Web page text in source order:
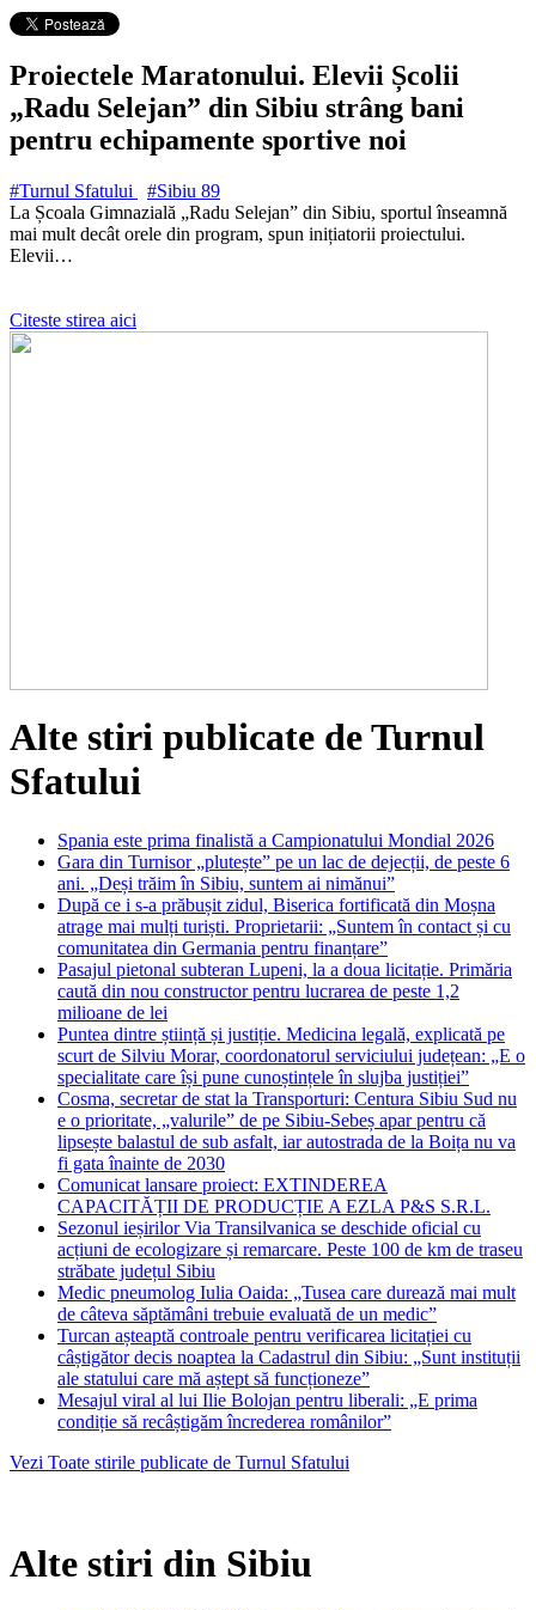
Proiectele Maratonului. Elevii Școlii
„Radu Selejan” din Sibiu strâng bani
pentru echipamente sportive noi
#Turnul Sfatului #Sibiu 89
La Școala Gimnazială „Radu Selejan” din Sibiu, sportul înseamnă
mai mult decât orele din program, spun inițiatorii proiectului.
Elevii…
Citeste stirea aici
Alte stiri publicate de Turnul
Sfatului
Spania este prima finalistă a Campionatului Mondial 2026
Gara din Turnisor „plutește” pe un lac de dejecții, de peste 6
ani. „Deși trăim în Sibiu, suntem ai nimănui”
După ce i s-a prăbușit zidul, Biserica fortificată din Moșna
atrage mai mulți turiști. Proprietarii: „Suntem în contact și cu
comunitatea din Germania pentru finanțare”
Pasajul pietonal subteran Lupeni, la a doua licitație. Primăria
caută din nou constructor pentru lucrarea de peste 1,2
milioane de lei
Puntea dintre știință și justiție. Medicina legală, explicată pe
scurt de Silviu Morar, coordonatorul serviciului județean: „E o
specialitate care își pune cunoștințele în slujba justiției”
Cosma, secretar de stat la Transporturi: Centura Sibiu Sud nu
e o prioritate, „valurile” de pe Sibiu-Sebeș apar pentru că
lipsește balastul de sub asfalt, iar autostrada de la Boița nu va
fi gata înainte de 2030
Comunicat lansare proiect: EXTINDEREA
CAPACITĂȚII DE PRODUCȚIE A EZLA P&S S.R.L.
Sezonul ieșirilor Via Transilvanica se deschide oficial cu
acțiuni de ecologizare și remarcare. Peste 100 de km de traseu
străbate județul Sibiu
Medic pneumolog Iulia Oaida: „Tusea care durează mai mult
de câteva săptămâni trebuie evaluată de un medic”
Turcan așteaptă controale pentru verificarea licitației cu
câștigător decis noaptea la Cadastrul din Sibiu: „Sunt instituții
ale statului care mă aștept să funcționeze”
Mesajul viral al lui Ilie Bolojan pentru liberali: „E prima
condiție să recâștigăm încrederea românilor”
Vezi Toate stirile publicate de Turnul Sfatului
Alte stiri din Sibiu